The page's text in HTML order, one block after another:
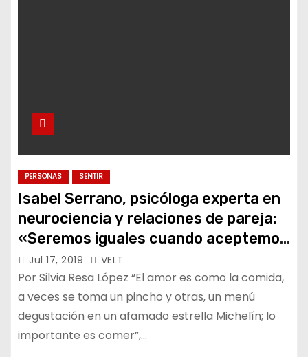
PERSONAS SENTIR
Isabel Serrano, psicóloga experta en
neurociencia y relaciones de pareja:
«Seremos iguales cuando aceptemos
que somos diferentes»
Jul 17, 2019 VELT
Por Silvia Resa López “El amor es como la comida,
a veces se toma un pincho y otras, un menú
degustación en un afamado estrella Michelín; lo
importante es comer”,…